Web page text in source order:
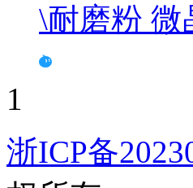
\耐磨粉 微
1
浙ICP备